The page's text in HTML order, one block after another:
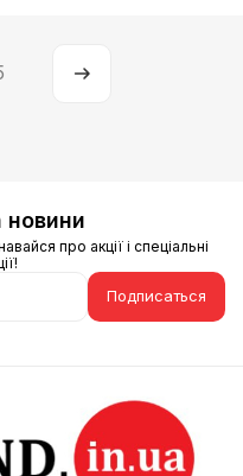
новини
про акції і спеціальні
Подписаться